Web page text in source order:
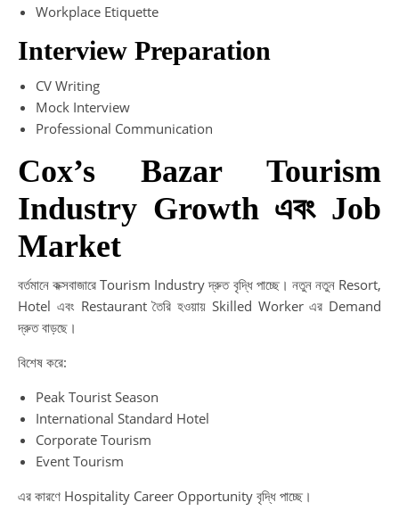
Workplace Etiquette
Interview Preparation
CV Writing
Mock Interview
Professional Communication
Cox’s Bazar Tourism
Industry Growth এবং Job
Market
বর্তমানে কক্সবাজারে Tourism Industry দ্রুত বৃদ্ধি পাচ্ছে। নতুন নতুন Resort,
Hotel এবং Restaurant তৈরি হওয়ায় Skilled Worker এর Demand
দ্রুত বাড়ছে।
বিশেষ করে:
Peak Tourist Season
International Standard Hotel
Corporate Tourism
Event Tourism
এর কারণে Hospitality Career Opportunity বৃদ্ধি পাচ্ছে।